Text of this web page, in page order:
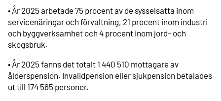
• År 2025 arbetade 75 procent av de sysselsatta inom
servicenäringar och förvaltning, 21 procent inom industri
och byggverksamhet och 4 procent inom jord- och
skogsbruk.
• År 2025 fanns det totalt 1 440 510 mottagare av
ålderspension. Invalidpension eller sjukpension betalades
ut till 174 565 personer.